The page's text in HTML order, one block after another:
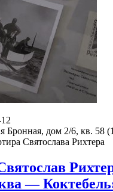
Бронная, дом 2/6, кв. 58
Святослава Рихтера
—